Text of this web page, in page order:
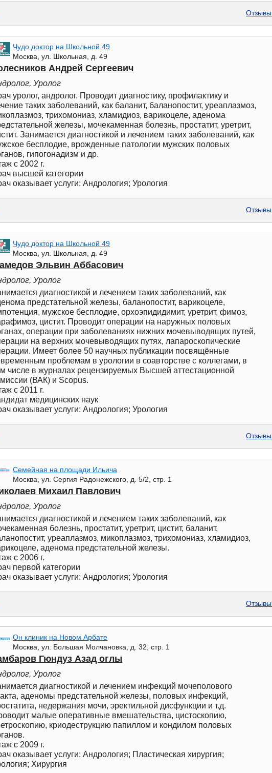
Чудо доктор на Школьной 49
Москва, ул. Школьная, д. 49
Андрей Сергеевич
Уролог
уролог, андролог. Проводит диагностику, профилактику и
таких заболеваний, как баланит, баланопостит, уреаплазмоз,
трихомониаз, хламидиоз, варикоцеле, аденома
железы, мочекаменная болезнь, простатит, уретрит,
Занимается диагностикой и лечением таких заболеваний, как
бесплодие, врожденные патологии мужских половых
гипогонадизм и др.
с 2002 г.
высшей категории
оказывает услуги: Андрология; Урология
Чудо доктор на Школьной 49
Москва, ул. Школьная, д. 49
Эльвин Аббасович
Уролог
диагностикой и лечением таких заболеваний, как
предстательной железы, баланопостит, варикоцеле,
мужское бесплодие, орхоэпидидимит, уретрит, фимоз,
цистит. Проводит операции на наружных половых
операции при заболеваниях нижних мочевыводящих путей,
на верхних мочевыводящих путях, лапароскопические
Имеет более 50 научных публикации посвящённые
проблемам в урологии в соавторстве с коллегами, в
числе в журналах рецензируемых Высшей аттестационной
(ВАК) и Scopus.
с 2011 г.
медицинских наук
оказывает услуги: Андрология; Урология
Семейная на площади Ильича
Москва, ул. Сергия Радонежского, д. 5/2, стр. 1
Михаил Павлович
Уролог
диагностикой и лечением таких заболеваний, как
болезнь, простатит, уретрит, цистит, баланит,
уреаплазмоз, микоплазмоз, трихомониаз, хламидиоз,
аденома предстательной железы.
с 2006 г.
первой категории
оказывает услуги: Андрология; Урология
Он клиник на Новом Арбате
Москва, ул. Большая Молчановка, д. 32, стр. 1
Гюндуз Азад оглы
Уролог
диагностикой и лечением инфекций мочеполового
аденомы предстательной железы, половых инфекций,
недержания мочи, эректильной дисфункции и т.д.
малые оперативные вмешательства, цистоскопию,
криодеструкцию папиллом и кондилом половых
с 2009 г.
оказывает услуги: Андрология; Пластическая хирургия;
Хирургия